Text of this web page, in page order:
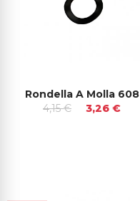
Rondella A Molla 608
4,15 €
3,26 €